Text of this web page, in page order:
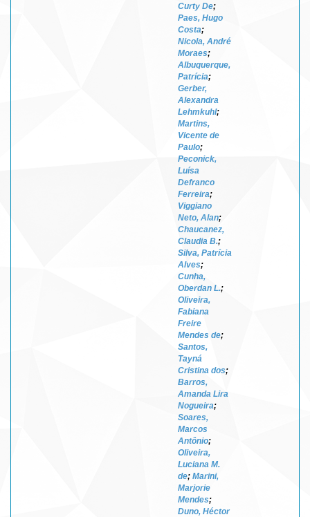
Curty De;
Paes, Hugo
Costa;
Nicola, André
Moraes;
Albuquerque,
Patrícia;
Gerber,
Alexandra
Lehmkuhl;
Martins,
Vicente de
Paulo;
Peconick,
Luísa
Defranco
Ferreira;
Viggiano
Neto, Alan;
Chaucanez,
Claudia B.;
Silva, Patrícia
Alves;
Cunha,
Oberdan L.;
Oliveira,
Fabiana
Freire
Mendes de;
Santos,
Tayná
Cristina dos;
Barros,
Amanda Lira
Nogueira;
Soares,
Marcos
Antônio;
Oliveira,
Luciana M.
de; Marini,
Marjorie
Mendes;
Duno, Héctor